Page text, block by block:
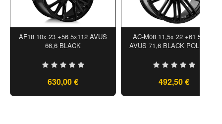
AF18 10x 23 +56 5x112 AVUS
66,6 BLACK
630,00 €
AC-M08 11,5x 22 +61 5x130
AVUS 71,6 BLACK POLISHED
492,50 €